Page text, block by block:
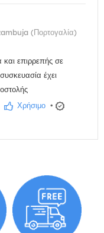
(Πορτογαλία)
και επιρρεπής σε
έχει
Χρήσιμο •